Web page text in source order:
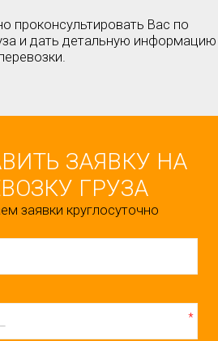
проконсультировать Вас по
и дать детальную
ЗАЯВКУ НА
ГРУЗА
заявки круглосуточно
*